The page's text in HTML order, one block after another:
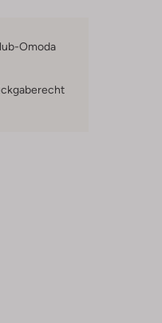
Omoda